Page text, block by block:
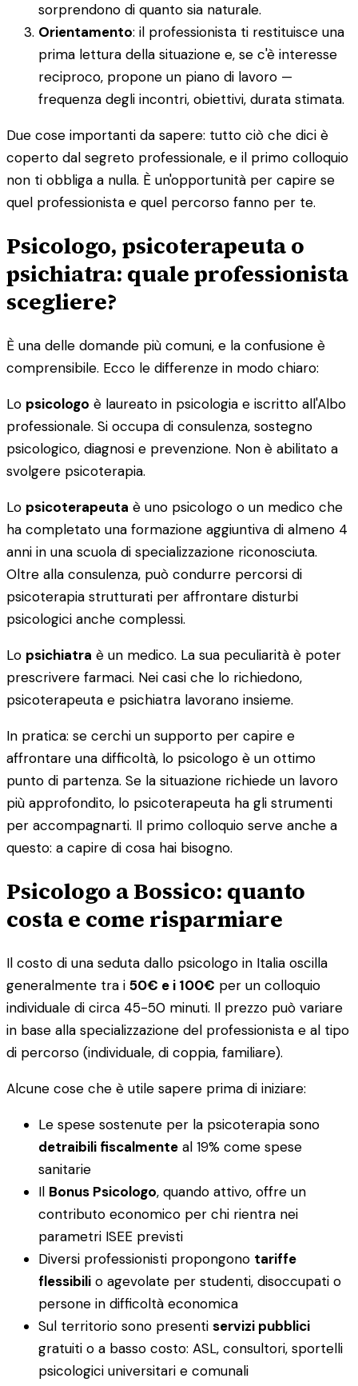
sorprendono di quanto sia naturale.
Orientamento: il professionista ti restituisce una
prima lettura della situazione e, se c'è interesse
reciproco, propone un piano di lavoro —
frequenza degli incontri, obiettivi, durata stimata.
Due cose importanti da sapere: tutto ciò che dici è
coperto dal segreto professionale, e il primo colloquio
non ti obbliga a nulla. È un'opportunità per capire se
quel professionista e quel percorso fanno per te.
Psicologo, psicoterapeuta o
psichiatra: quale professionista
scegliere?
È una delle domande più comuni, e la confusione è
comprensibile. Ecco le differenze in modo chiaro:
Lo psicologo è laureato in psicologia e iscritto all'Albo
professionale. Si occupa di consulenza, sostegno
psicologico, diagnosi e prevenzione. Non è abilitato a
svolgere psicoterapia.
Lo psicoterapeuta è uno psicologo o un medico che
ha completato una formazione aggiuntiva di almeno 4
anni in una scuola di specializzazione riconosciuta.
Oltre alla consulenza, può condurre percorsi di
psicoterapia strutturati per affrontare disturbi
psicologici anche complessi.
Lo psichiatra è un medico. La sua peculiarità è poter
prescrivere farmaci. Nei casi che lo richiedono,
psicoterapeuta e psichiatra lavorano insieme.
In pratica: se cerchi un supporto per capire e
affrontare una difficoltà, lo psicologo è un ottimo
punto di partenza. Se la situazione richiede un lavoro
più approfondito, lo psicoterapeuta ha gli strumenti
per accompagnarti. Il primo colloquio serve anche a
questo: a capire di cosa hai bisogno.
Psicologo a Bossico: quanto
costa e come risparmiare
Il costo di una seduta dallo psicologo in Italia oscilla
generalmente tra i 50€ e i 100€ per un colloquio
individuale di circa 45-50 minuti. Il prezzo può variare
in base alla specializzazione del professionista e al tipo
di percorso (individuale, di coppia, familiare).
Alcune cose che è utile sapere prima di iniziare:
Le spese sostenute per la psicoterapia sono
detraibili fiscalmente al 19% come spese
sanitarie
Il Bonus Psicologo, quando attivo, offre un
contributo economico per chi rientra nei
parametri ISEE previsti
Diversi professionisti propongono tariffe
flessibili o agevolate per studenti, disoccupati o
persone in difficoltà economica
Sul territorio sono presenti servizi pubblici
gratuiti o a basso costo: ASL, consultori, sportelli
psicologici universitari e comunali